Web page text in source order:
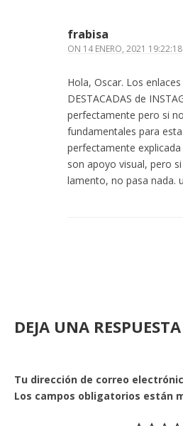
frabisa
ON 14 ENERO, 2021 19:22:18
Hola, Oscar. Los
DESTACADAS de
perfectamente pero si
fundamentales para
perfectamente
son apoyo visual, pero
lamento, no pasa nada.
DEJA UNA RESPUESTA
Tu dirección de correo
Los campos obligatorios están